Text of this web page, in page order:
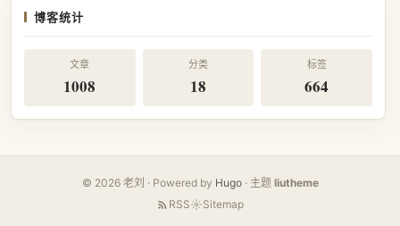
博客统计
文章
1008
分类
18
标签
664
© 2026 老刘 · Powered by Hugo· 主题 liutheme
RSS
Sitemap